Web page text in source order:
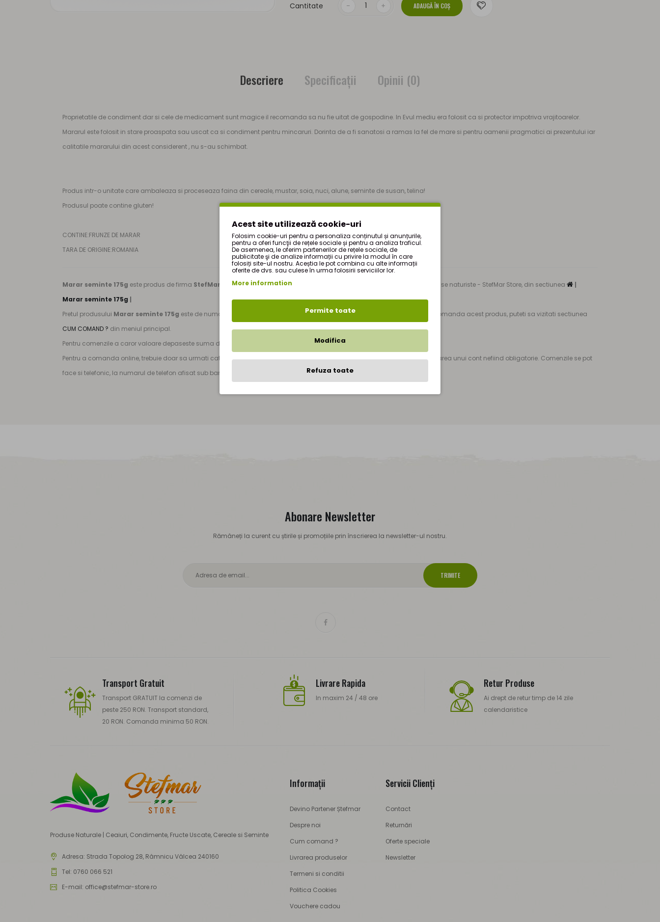
Cantitate ADAUGĂ ÎN COŞ
Descriere Specificaţii Opinii (0)
Proprietatile de condiment dar si cele de medicament sunt magice il recomanda sa nu fie uitat de gospodine. In Evul mediu era folosit ca si protector impotriva vrajitoarelor.
Mararul este folosit in stare proaspata sau uscat ca si condiment pentru mincaruri. Dorinta de a fi sanatosi a ramas la fel de mare si pentru oamenii pragmatici ai prezentului iar
calitatile mararului din acest considerent , nu s-au schimbat.
Produs intr-o unitate care ambaleaza si proceseaza faina din cereale, mustar, soia, nuci, alune, seminte de susan, telina!
Produsul poate contine gluten!
CONTINE:FRUNZE DE MARAR
TARA DE ORIGINE:ROMANIA
Marar seminte 175g este produs de firma StefMar si face parte din oferta de produse a magazinului nostru online de produse naturiste - StefMar Store, din sectiunea
|
Marar seminte 175g |
Pretul produsului Marar seminte 175g este de numai
(TVA inclus). Pentru mai multe detalii despre cum puteti comanda acest produs, puteti sa vizitati sectiunea
CUM COMAND ? din meniul principal.
Pentru comenzile a caror valoare depaseste suma de 250 RON, transportul este gratuit.
Pentru a comanda online, trebuie doar sa urmati cativa pasi simpli dupa apasarea butonului "Finalizare comanda", inregistrarea unui cont nefiind obligatorie. Comenzile se pot
face si telefonic, la numarul de telefon afisat sub bara de meniu.
Abonare Newsletter
Rămâneți la curent cu știrile și promoțiile prin înscrierea la newsletter-ul nostru.
TRIMITE
Transport Gratuit
Transport GRATUIT la comenzi de
peste 250 RON. Transport standard,
20 RON. Comanda minima 50 RON.
Livrare Rapida
In maxim 24 / 48 ore
Retur Produse
Ai drept de retur timp de 14 zile
calendaristice
Produse Naturale | Ceaiuri, Condimente, Fructe Uscate, Cereale si Seminte
Adresa: Strada Topolog 28, Râmnicu Vâlcea 240160
Tel: 0760 066 521
E-mail: office@stefmar-store.ro
Informaţii
Devino Partener Ștefmar
Despre noi
Cum comand ?
Livrarea produselor
Termeni si conditii
Politica Cookies
Vouchere cadou
Servicii Clienţi
Contact
Returnări
Oferte speciale
Newsletter
Acest site utilizează cookie-uri
Folosim cookie-uri pentru a personaliza conținutul și anunțurile,
pentru a oferi funcţii de rețele sociale și pentru a analiza traficul.
De asemenea, le oferim partenerilor de rețele sociale, de
publicitate şi de analize informații cu privire la modul în care
folosiți site-ul nostru. Aceștia le pot combina cu alte informații
oferite de dvs. sau culese în urma folosirii serviciilor lor.
More information
Permite toate
Modifica
Refuza toate